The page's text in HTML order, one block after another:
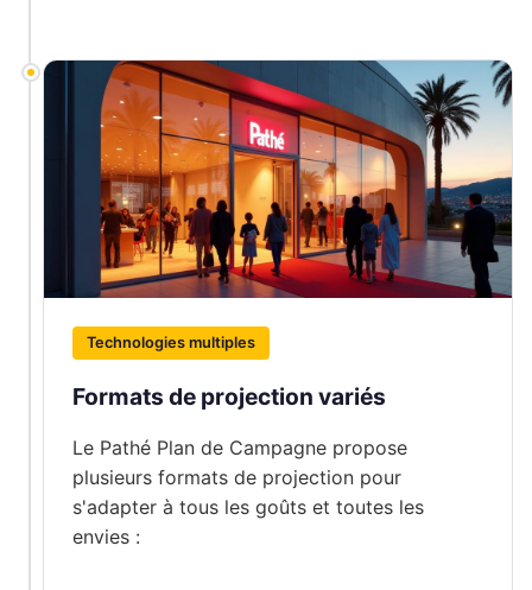
Technologies multiples
Formats de projection variés
Le Pathé Plan de Campagne propose
plusieurs formats de projection pour
s'adapter à tous les goûts et toutes les
envies :